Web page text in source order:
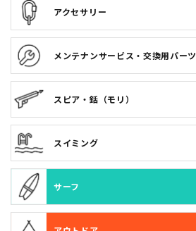
アクセサリー
メンテナンサービス・交換用パーツ
スピア・銛（モリ）
スイミング
サーフ